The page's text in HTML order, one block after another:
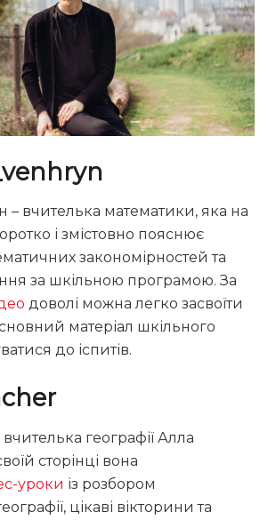
– вчителька математики, яка на
і змістовно пояснює
закономірностей та
за шкільною програмою. За
доволі можна легко засвоїти
матеріал шкільного
до іспитів.
географії Алла
сторінці вона
уроки із розбором
цікаві вікторини та